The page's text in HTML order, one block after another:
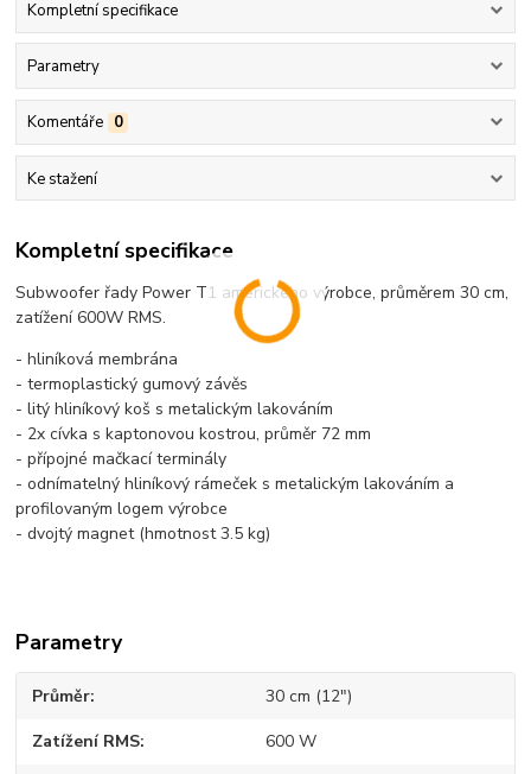
Kompletní specifikace
Parametry
Komentáře 0
Ke stažení
Kompletní specifikace
Subwoofer řady Power T1 amerického výrobce, průměrem 30 cm,
zatížení 600W RMS.
- hliníková membrána
- termoplastický gumový závěs
- litý hliníkový koš s metalickým lakováním
- 2x cívka s kaptonovou kostrou, průměr 72 mm
- přípojné mačkací terminály
- odnímatelný hliníkový rámeček s metalickým lakováním a
profilovaným logem výrobce
- dvojtý magnet (hmotnost 3.5 kg)
Parametry
Průměr 30 cm (12")
Zatížení RMS 600 W